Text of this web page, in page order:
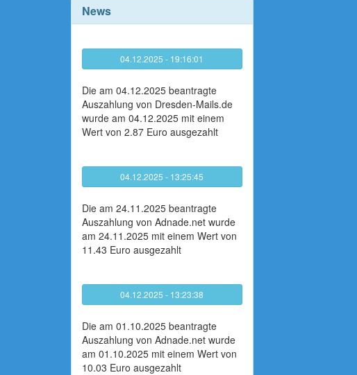
News
04.12.2025 - 19:16:01
Die am 04.12.2025 beantragte
Auszahlung von Dresden-Mails.de
wurde am 04.12.2025 mit einem
Wert von 2.87 Euro ausgezahlt
04.12.2025 - 13:25:45
Die am 24.11.2025 beantragte
Auszahlung von Adnade.net wurde
am 24.11.2025 mit einem Wert von
11.43 Euro ausgezahlt
04.12.2025 - 13:23:38
Die am 01.10.2025 beantragte
Auszahlung von Adnade.net wurde
am 01.10.2025 mit einem Wert von
10.03 Euro ausgezahlt